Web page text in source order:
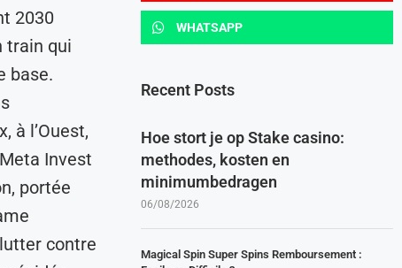
2030
train qui
base.
à l’Ouest,
Invest
portée
contre
WHATSAPP
Recent Posts
Hoe stort je op Stake casino:
methodes, kosten en
minimumbedragen
06/08/2026
Magical Spin Super Spins Remboursement :